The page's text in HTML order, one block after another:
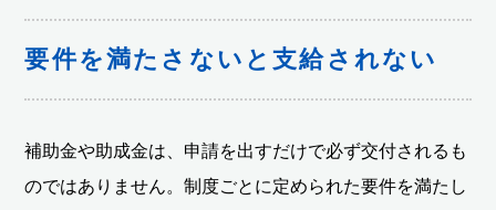
要件を満たさないと支給されない
補助金や助成金は、申請を出すだけで必ず交付されるも
のではありません。制度ごとに定められた要件を満たし